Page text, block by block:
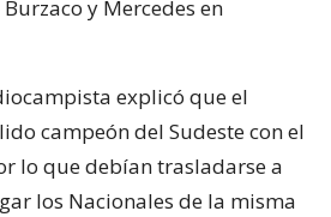
y Mercedes en
explicó que el
campeón del Sudeste con el
lo que debían trasladarse a
los Nacionales de la misma